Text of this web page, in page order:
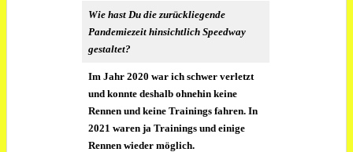
Wie hast Du die zurückliegende
Pandemiezeit hinsichtlich Speedway
gestaltet?
Im Jahr 2020 war ich schwer verletzt
und konnte deshalb ohnehin keine
Rennen und keine Trainings fahren. In
2021 waren ja Trainings und einige
Rennen wieder möglich.